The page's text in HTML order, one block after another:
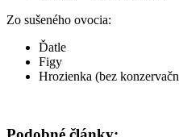
Zo sušeného ovocia:
Ďatle
Figy
Hrozienka (bez